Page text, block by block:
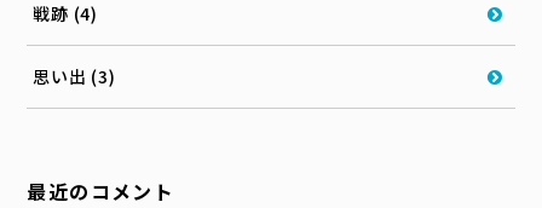
戦跡 (4)
思い出 (3)
最近のコメント